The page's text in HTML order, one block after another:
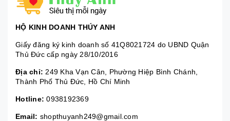
HỘ KINH DOANH THÚY ANH
Giấy đăng ký kinh doanh số 41Q8021724 do UBND Quận
Thủ Đức cấp ngày 28/10/2016
Địa chỉ: 249 Kha Vạn Cân, Phường Hiệp Bình Chánh,
Thành Phố Thủ Đức, Hồ Chí Minh
Hotline: 0938192369
Email: shopthuyanh249@gmail.com